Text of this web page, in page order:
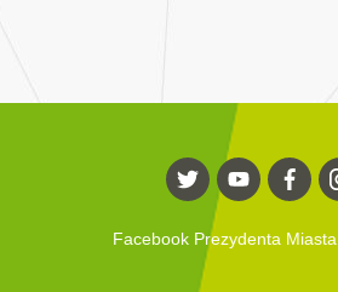
Facebook Prezydenta Miasta